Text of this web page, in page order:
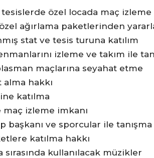
özel locada maç izleme
ağırlama paketlerinden
stat ve tesis turuna katılım
izleme ve takım ile
maçlarına seyahat etme
hakkı
katılma
izleme imkanı
başkanı ve sporcular ile tanışma
katılma hakkı
sırasında kullanılacak müzikler